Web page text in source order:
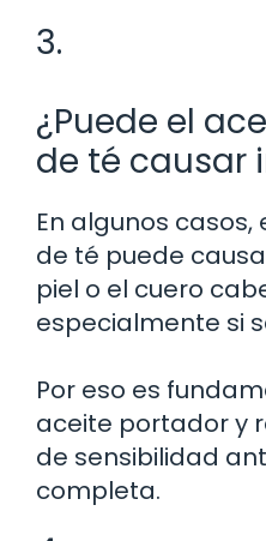
3.
¿Puede el
de té causar
En algunos
de té puede
piel o el cuero
especialmente si
Por eso es
aceite portador y
de sensibilidad
completa.